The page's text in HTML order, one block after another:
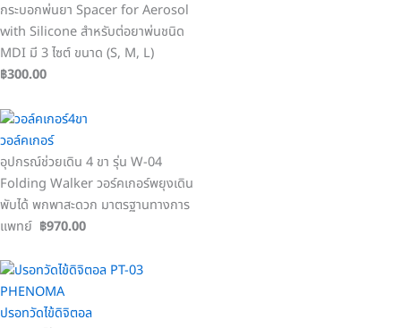
กระบอกพ่นยา Spacer for Aerosol
with Silicone สำหรับต่อยาพ่นชนิด
MDI มี 3 ไซต์ ขนาด (S, M, L)
฿300.00
วอล์คเกอร์
อุปกรณ์ช่วยเดิน 4 ขา รุ่น W-04
Folding Walker วอร์คเกอร์พยุงเดิน
พับได้ พกพาสะดวก มาตรฐานทางการ
แพทย์ ฿970.00
ปรอทวัดไข้ดิจิตอล